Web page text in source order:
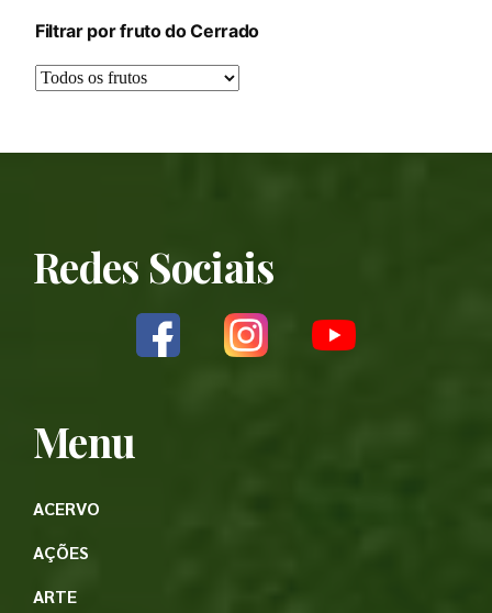
Filtrar por fruto do Cerrado
Redes Sociais
Menu
ACERVO
AÇÕES
ARTE